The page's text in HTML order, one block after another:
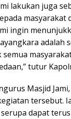
lakukan juga
masyarakat
ingin
adalah
tutur
Masjid
tersebut.
dapat